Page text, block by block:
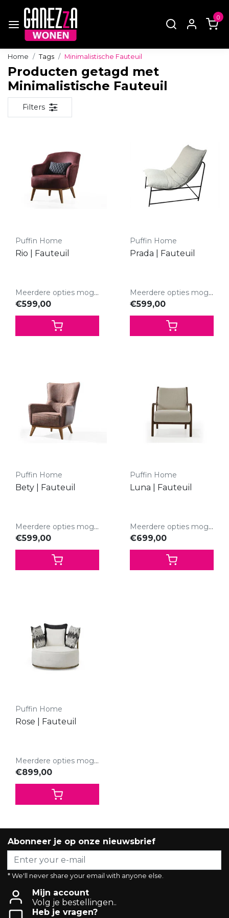
0
Home Tags Minimalistische Fauteuil
Producten getagd met
Minimalistische Fauteuil
Filters
Puffin Home
Rio | Fauteuil
Meerdere opties mogelijk.
€599,00
Puffin Home
Prada | Fauteuil
Meerdere opties mogelijk.
€599,00
Puffin Home
Bety | Fauteuil
Meerdere opties mogelijk.
€599,00
Puffin Home
Luna | Fauteuil
Meerdere opties mogelijk.
€699,00
Puffin Home
Rose | Fauteuil
Meerdere opties mogelijk.
€899,00
Abonneer je op onze nieuwsbrief
* We'll never share your email with anyone else.
Mijn account
Volg je bestellingen..
Heb je vragen?